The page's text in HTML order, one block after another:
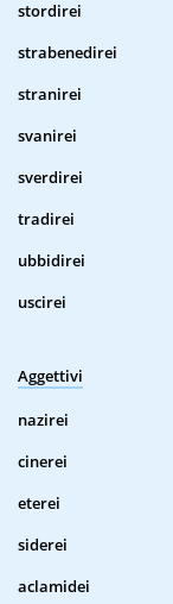
stordirei
strabenedirei
stranirei
svanirei
sverdirei
tradirei
ubbidirei
uscirei
Aggettivi
nazirei
cinerei
eterei
siderei
aclamidei